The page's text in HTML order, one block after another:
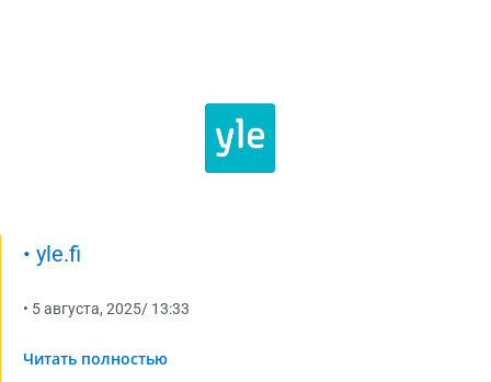
• yle.fi
• 5 августа, 2025/ 13:33
Читать полностью